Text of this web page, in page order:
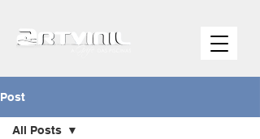
Post
All Posts